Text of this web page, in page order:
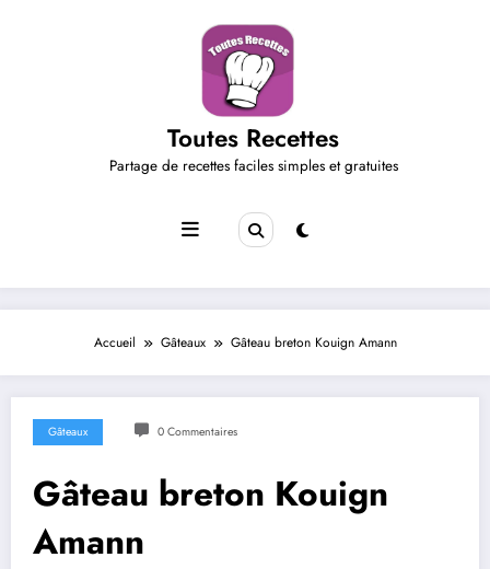
Toutes Recettes
Partage de recettes faciles simples et gratuites
Accueil Gâteaux Gâteau breton Kouign Amann
Gâteaux 0 Commentaires
Gâteau breton Kouign
Amann